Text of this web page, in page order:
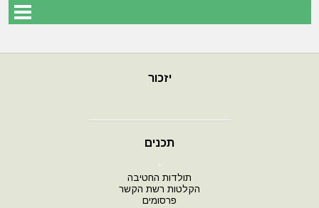
יזכור
תכנים
י
תולדות החטיבה
הקלטות רשת הקשר
פרסומים